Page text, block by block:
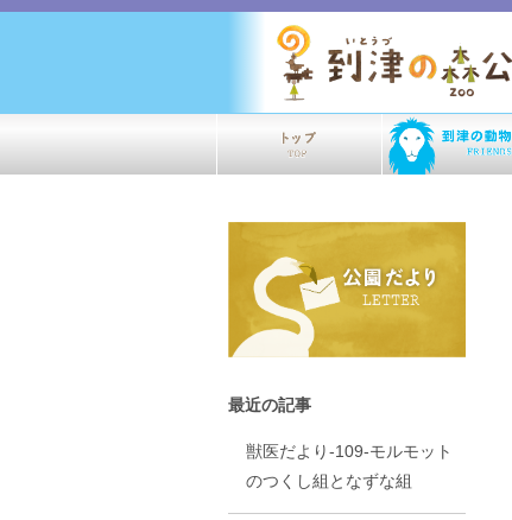
最近の記事
獣医だより-109-モルモット
のつくし組となずな組